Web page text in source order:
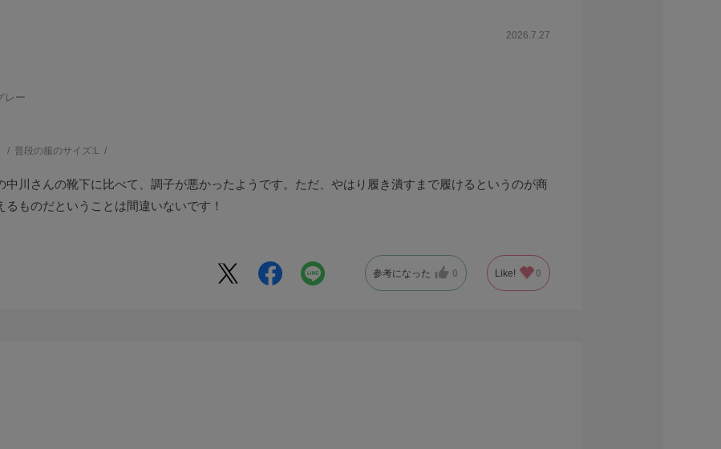
2026.7.27
レー
普段の服のサイズ:L
中川さんの靴下に比べて、調子が悪かったようです。ただ、やはり履き潰すまで履けるというのが商
ものだということは間違いないです！
参考になった 0 Like! 0